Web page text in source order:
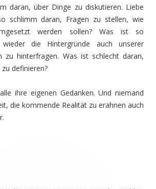
daran, über Dinge zu diskutieren. Liebe
schlimm daran, Fragen zu stellen, wie
werden sollen? Was ist so
die Hintergründe auch unserer
zu hinterfragen. Was ist schlecht daran,
definieren?
ihre eigenen Gedanken. Und niemand
die kommende Realität zu erahnen auch